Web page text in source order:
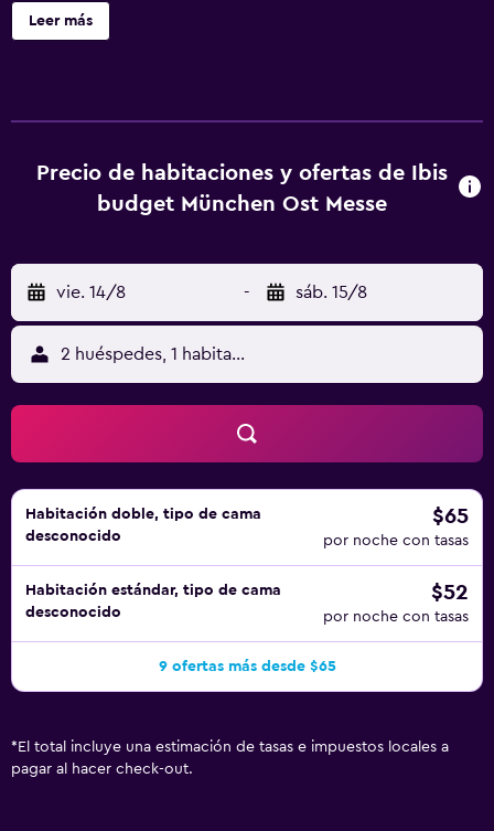
habitaciones renovadas con capacidad para hasta 2
adultos y 1 niño menor de 12 años, WIFI de alta velocidad
Leer más
Precio de habitaciones y ofertas de Ibis
budget München Ost Messe
vie. 14/8 - sáb. 15/8
2 huéspedes, 1 habitación
Habitación doble, tipo de cama
desconocido
$65
por noche con tasas
Habitación estándar, tipo de cama
desconocido
$52
por noche con tasas
9 ofertas más desde $65
* El total incluye una estimación de tasas e impuestos locales a
pagar al hacer check-out.